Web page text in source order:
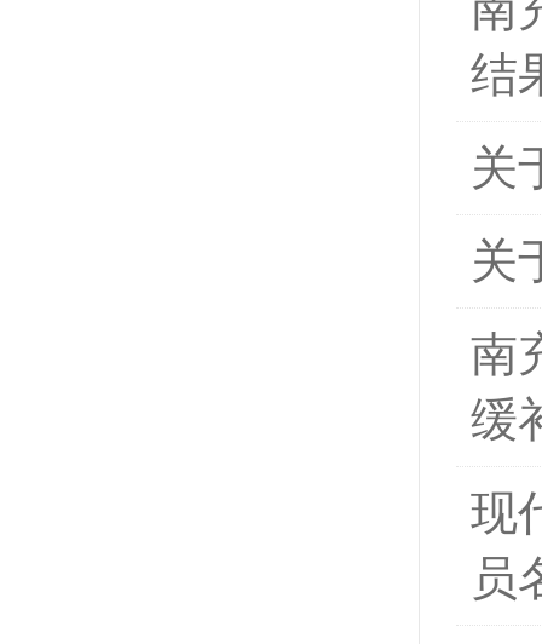
结
关
关
南
缓
现
员